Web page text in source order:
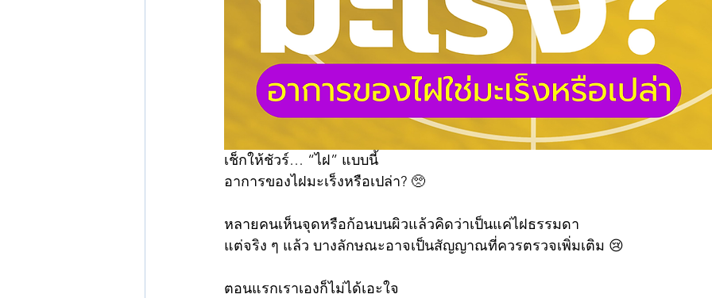
เช็กให้ชัวร์… “ไฝ” แบบนี้
อาการของไฝมะเร็งหรือเปล่า? 🥺
หลายคนเห็นจุดหรือก้อนบนผิวแล้วคิดว่าเป็นแค่ไฝธรรมดา
แต่จริง ๆ แล้ว บางลักษณะอาจเป็นสัญญาณที่ควรตรวจเพิ่มเติม 😢
ตอนแรกเราเองก็ไม่ได้เอะใจ